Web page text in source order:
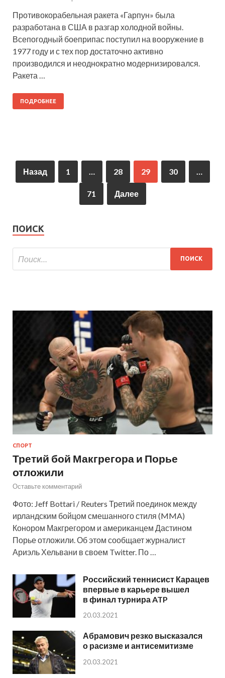
Противокорабельная ракета «Гарпун» была
разработана в США в разгар холодной войны.
Всепогодный боеприпас поступил на вооружение в
1977 году и с тех пор достаточно активно
производился и неоднократно модернизировался.
Ракета …
ПОДРОБНЕЕ
Назад 1 28 29 30
71 Далее
ПОИСК
СПОРТ
Третий бой Макгрегора и Порье
отложили
Оставьте комментарий
Фото: Jeff Bottari / Reuters Третий поединок между
ирландским бойцом смешанного стиля (MMA)
Конором Макгрегором и американцем Дастином
Порье отложили. Об этом сообщает журналист
Ариэль Хельвани в своем Twitter. По …
Российский теннисист Карацев
впервые в карьере вышел
в финал турнира ATP
20.03.2021
Абрамович резко высказался
о расизме и антисемитизме
20.03.2021